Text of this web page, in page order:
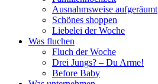
Ausnahmsweise aufgeräumt
Schönes shoppen
Liebelei der Woche
Was fluchen
Fluch der Woche
Drei Jungs? – Du Arme!
Before Baby